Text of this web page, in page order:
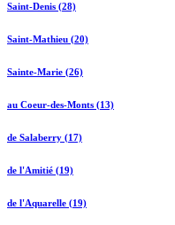
Saint-Denis (28)
Saint-Mathieu (20)
Sainte-Marie (26)
au Coeur-des-Monts (13)
de Salaberry (17)
de l'Amitié (19)
de l'Aquarelle (19)